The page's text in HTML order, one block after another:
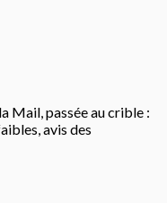
Mail, passée au crible :
avis des